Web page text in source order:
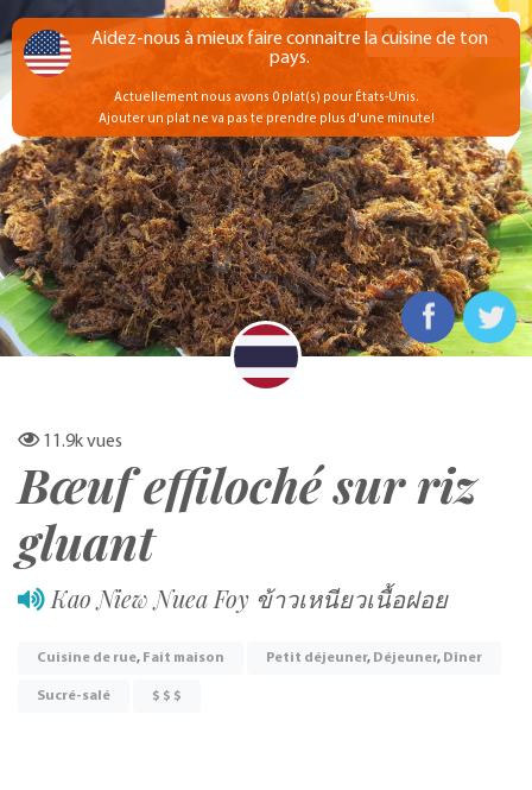
11.9kvues
Bœuf effiloché sur riz
gluant
Kao Niew Nuea Foy ข้าวเหนียวเนื้อฝอย
Cuisine de rue, Fait maison Petit déjeuner, Déjeuner, Dîner
Sucré-salé $ $ $
Aidez-nous à mieux faire connaitre la cuisine de ton
pays.
Actuellement nous avons 0 plat(s) pour États-Unis.
Ajouter un plat ne va pas te prendre plus d'une minute!